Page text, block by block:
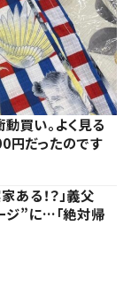
買い。よく見る
円だったのです
ある！？」義父
ジ”に…「絶対帰